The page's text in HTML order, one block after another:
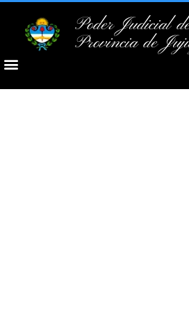
Poder Judicial
Provincia de